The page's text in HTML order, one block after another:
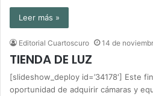
Leer más »
Editorial Cuartoscuro 14 de
TIENDA DE LUZ
[slideshow_deploy id=’34178′] Este
oportunidad de adquirir cámaras y